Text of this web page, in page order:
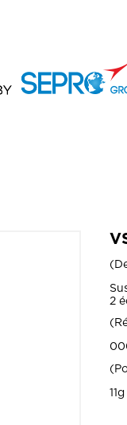
2
11g